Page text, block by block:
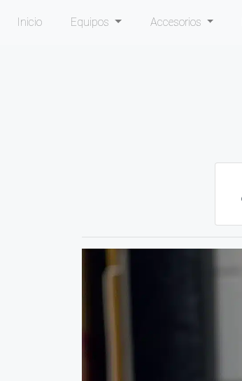
Inicio Equipos Accesorios